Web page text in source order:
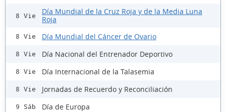
8 Vie
Día Mundial de la Cruz Roja y de la Media Luna
Roja
8 Vie Día Mundial del Cáncer de Ovario
8 Vie Día Nacional del Entrenador Deportivo
8 Vie Día Internacional de la Talasemia
8 Vie Jornadas de Recuerdo y Reconciliación
9 Sáb Día de Europa